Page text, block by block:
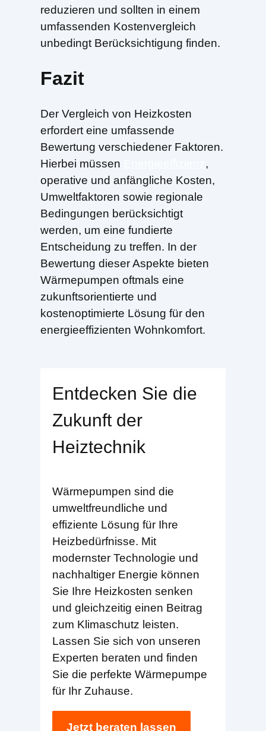
reduzieren und sollten in einem
umfassenden Kostenvergleich
unbedingt Berücksichtigung finden.
Fazit
Der Vergleich von Heizkosten
erfordert eine umfassende
Bewertung verschiedener Faktoren.
Hierbei müssen
,
operative und anfängliche Kosten,
Umweltfaktoren sowie regionale
Bedingungen berücksichtigt
werden, um eine fundierte
Entscheidung zu treffen. In der
Bewertung dieser Aspekte bieten
Wärmepumpen oftmals eine
zukunftsorientierte und
kostenoptimierte Lösung für den
energieeffizienten Wohnkomfort.
Entdecken Sie die
Zukunft der
Heiztechnik
Wärmepumpen sind die
umweltfreundliche und
effiziente Lösung für Ihre
Heizbedürfnisse. Mit
modernster Technologie und
nachhaltiger Energie können
Sie Ihre Heizkosten senken
und gleichzeitig einen Beitrag
zum Klimaschutz leisten.
Lassen Sie sich von unseren
Experten beraten und finden
Sie die perfekte Wärmepumpe
für Ihr Zuhause.
Jetzt beraten lassen